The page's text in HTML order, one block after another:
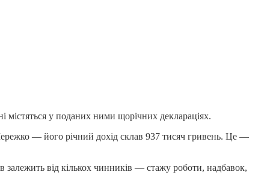
містяться у поданих ними щорічних деклараціях.
— його річний дохід склав 937 тисяч гривень. Це —
залежить від кількох чинників — стажу роботи, надбавок,